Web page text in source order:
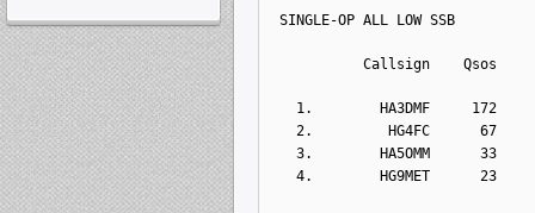
SINGLE-OP ALL LOW SSB
Callsign    Qsos
1.        HA3DMF     172
2.         HG4FC      67
3.        HA5OMM      33
4.        HG9MET      23